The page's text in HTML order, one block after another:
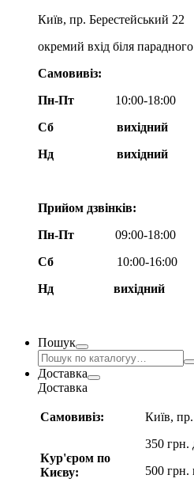
Київ, пр. Берестейський 22
окремий вхід біля
Самовивіз:
Пн-Пт
10:00-18:00
Сб
вихідний
Нд
вихідний
Прийом дзвінків:
Пн-Пт
09:00-18:00
Сб
10:00-16:00
Нд вихідний
Пошук
Доставка
Доставка
Самовивіз:
Кур'єром по
Києву:
Київ,
350 грн.
500 грн.